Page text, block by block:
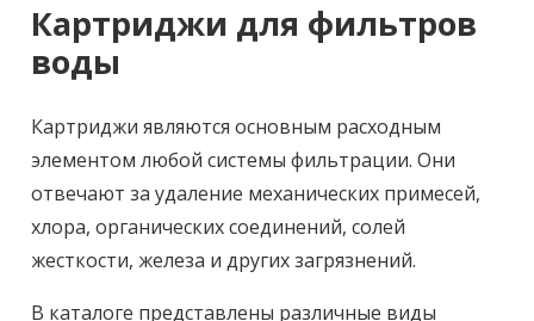
Картриджи для фильтров
воды
Картриджи являются основным расходным
элементом любой системы фильтрации. Они
отвечают за удаление механических примесей,
хлора, органических соединений, солей
жесткости, железа и других загрязнений.
В каталоге представлены различные виды